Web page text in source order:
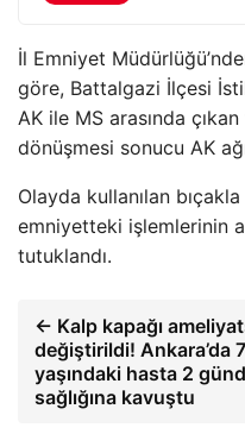
İl Emniyet
göre, Battalgazi İlçesi
AK ile MS arasında
dönüşmesi sonucu AK
Olayda kullanılan
emniyetteki işlemlerinin
tutuklandı.
← Kalp kapağı
değiştirildi! Ankara’da
yaşındaki hasta 2
sağlığına kavuştu